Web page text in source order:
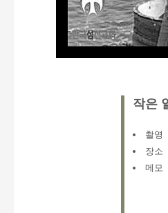
작은
촬영
장소
메모